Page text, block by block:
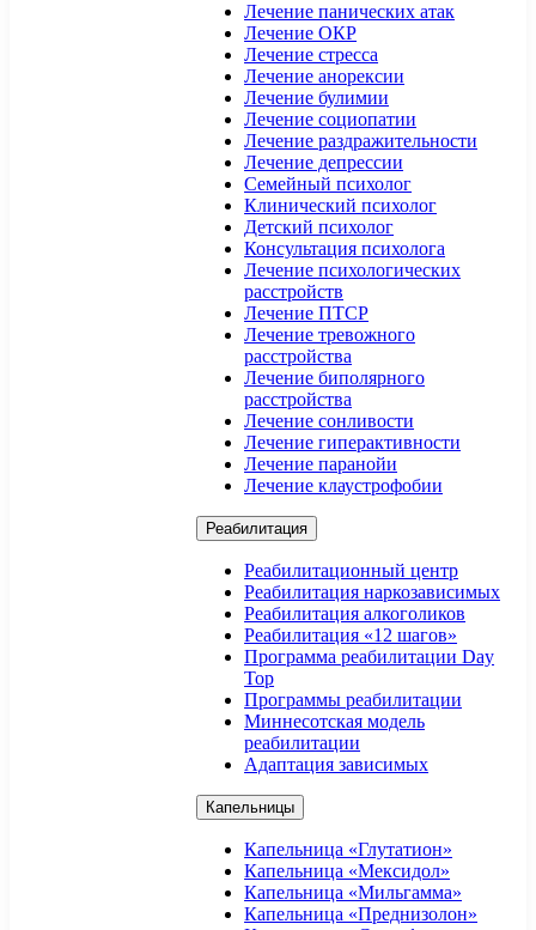
Лечение панических атак
Лечение ОКР
Лечение стресса
Лечение анорексии
Лечение булимии
Лечение социопатии
Лечение раздражительности
Лечение депрессии
Семейный психолог
Клинический психолог
Детский психолог
Консультация психолога
Лечение психологических
расстройств
Лечение ПТСР
Лечение тревожного
расстройства
Лечение биполярного
расстройства
Лечение сонливости
Лечение гиперактивности
Лечение паранойи
Лечение клаустрофобии
Реабилитация
Реабилитационный центр
Реабилитация наркозависимых
Реабилитация алкоголиков
Реабилитация «12 шагов»
Программа реабилитации Day
Top
Программы реабилитации
Миннесотская модель
реабилитации
Адаптация зависимых
Капельницы
Капельница «Глутатион»
Капельница «Мексидол»
Капельница «Мильгамма»
Капельница «Преднизолон»